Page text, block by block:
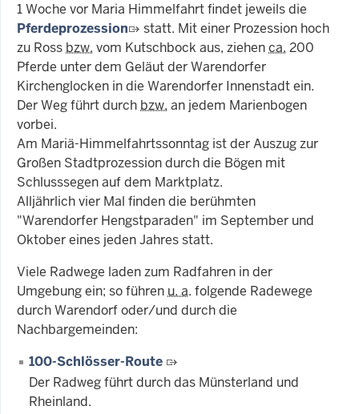
1 Woche vor Maria Himmelfahrt findet jeweils die
Pferdeprozession
statt. Mit einer Prozession hoch
zu Rossbzw. vom Kutschbock aus, ziehenca. 200
Pferde unter dem Geläut der Warendorfer
Kirchenglocken in die Warendorfer Innenstadt ein.
Der Weg führt durchbzw. an jedem Marienbogen
vorbei.
Am Mariä-Himmelfahrtssonntag ist der Auszug zur
Großen Stadtprozession durch die Bögen mit
Schlusssegen auf dem Marktplatz.
Alljährlich vier Mal finden die berühmten
"Warendorfer Hengstparaden" im September und
Oktober eines jeden Jahres statt.
Viele Radwege laden zum Radfahren in der
Umgebung ein; so führenu. a. folgende Radewege
durch Warendorf oder/und durch die
Nachbargemeinden:
100-Schlösser-Route
Der Radweg führt durch das Münsterland und
Rheinland.